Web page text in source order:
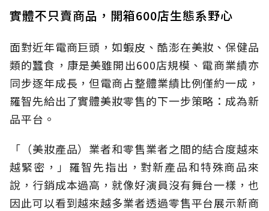
實體不只賣商品，開箱600店生態系野心
面對近年電商巨頭，如蝦皮、酷澎在美妝、保健品
類的蠶食，康是美雖開出600店規模、電商業績亦
同步逐年成長，但電商占整體業績比例僅約一成，
羅智先給出了實體美妝零售的下一步策略：成為新
品平台。
「（美妝產品）業者和零售業者之間的結合度越來
越緊密，」羅智先指出，對新產品和特殊商品來
說，行銷成本過高，就像好演員沒有舞台一樣，也
因此可以看到越來越多業者透過零售平台展示新商